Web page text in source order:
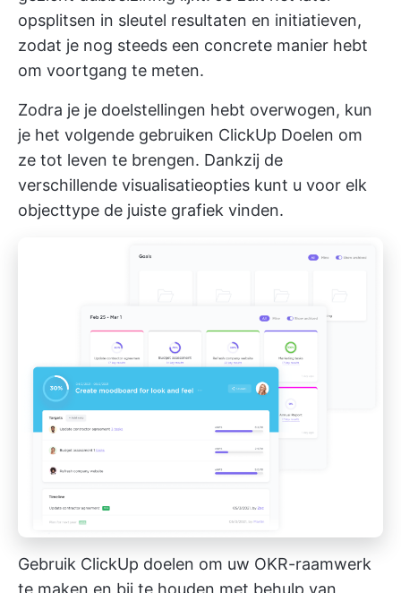
opsplitsen in sleutel resultaten en initiatieven,
zodat je nog steeds een concrete manier hebt
om voortgang te meten.
Zodra je je doelstellingen hebt overwogen, kun
je het volgende gebruiken ClickUp Doelen om
ze tot leven te brengen. Dankzij de
verschillende visualisatieopties kunt u voor elk
objecttype de juiste grafiek vinden.
Gebruik ClickUp doelen om uw OKR-raamwerk
te maken en bij te houden met behulp van